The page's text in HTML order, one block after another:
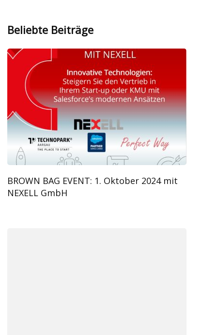
Beliebte Beiträge
BROWN BAG EVENT: 1. Oktober 2024 mit
NEXELL GmbH